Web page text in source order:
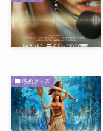
映画グッズ